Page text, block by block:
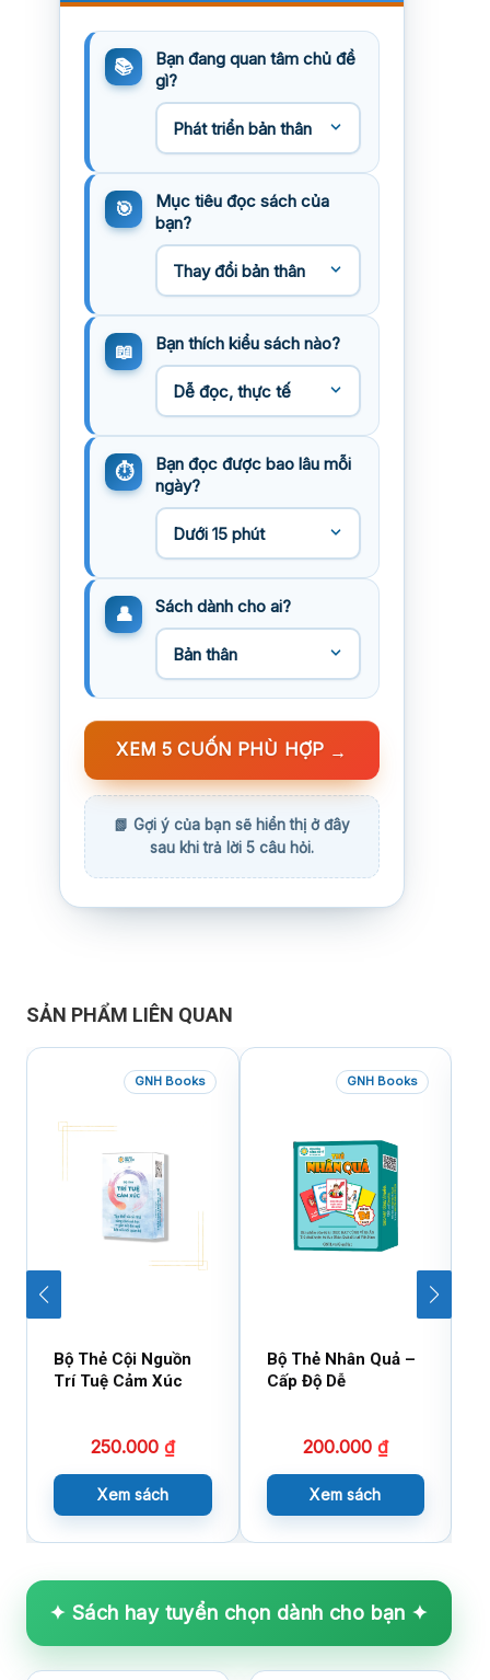
Bạn đang quan tâm chủ đề
gì?
Mục tiêu đọc sách của
bạn?
Bạn thích kiểu sách nào?
Bạn đọc được bao lâu mỗi
ngày?
Sách dành cho ai?
XEM 5 CUỐN PHÙ HỢP →
SẢN PHẨM LIÊN QUAN
GNH Books
Bộ Thẻ Cội Nguồn
Trí Tuệ Cảm Xúc
250.000 ₫
Xem sách
GNH Books
Bộ Thẻ Nhân Quả –
Cấp Độ Dễ
200.000 ₫
Xem sách
✦ Sách hay tuyển chọn dành cho bạn ✦